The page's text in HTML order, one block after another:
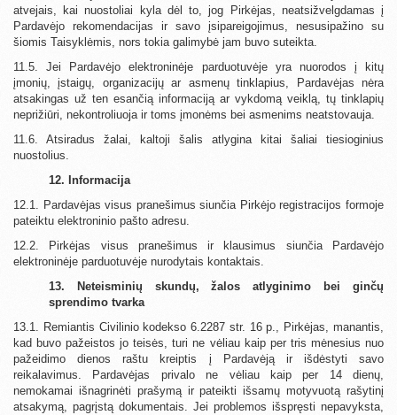
atvejais, kai nuostoliai kyla dėl to, jog Pirkėjas, neatsižvelgdamas į
Pardavėjo rekomendacijas ir savo įsipareigojimus, nesusipažino su
šiomis Taisyklėmis, nors tokia galimybė jam buvo suteikta.
11.5. Jei Pardavėjo elektroninėje parduotuvėje yra nuorodos į kitų
įmonių, įstaigų, organizacijų ar asmenų tinklapius, Pardavėjas nėra
atsakingas už ten esančią informaciją ar vykdomą veiklą, tų tinklapių
neprižiūri, nekontroliuoja ir toms įmonėms bei asmenims neatstovauja.
11.6. Atsiradus žalai, kaltoji šalis atlygina kitai šaliai tiesioginius
nuostolius.
12. Informacija
12.1. Pardavėjas visus pranešimus siunčia Pirkėjo registracijos formoje
pateiktu elektroninio pašto adresu.
12.2. Pirkėjas visus pranešimus ir klausimus siunčia Pardavėjo
elektroninėje parduotuvėje nurodytais kontaktais.
13. Neteisminių skundų, žalos atlyginimo bei ginčų
sprendimo tvarka
13.1. Remiantis Civilinio kodekso 6.2287 str. 16 p., Pirkėjas, manantis,
kad buvo pažeistos jo teisės, turi ne vėliau kaip per tris mėnesius nuo
pažeidimo dienos raštu kreiptis į Pardavėją ir išdėstyti savo
reikalavimus. Pardavėjas privalo ne vėliau kaip per 14 dienų,
nemokamai išnagrinėti prašymą ir pateikti išsamų motyvuotą rašytinį
atsakymą, pagrįstą dokumentais. Jei problemos išspręsti nepavyksta,